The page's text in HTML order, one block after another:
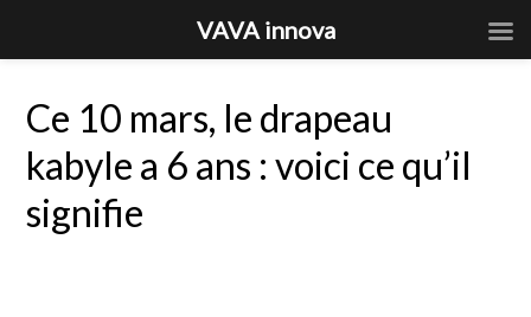
Ce 10 mars, le drapeau
kabyle a 6 ans : voici ce qu’il
signifie
VAVA innova